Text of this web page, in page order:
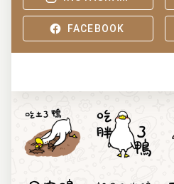
FACEBOOK